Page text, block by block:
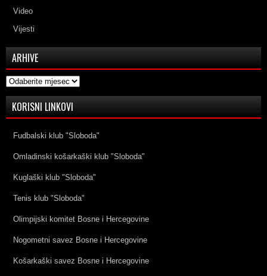
Video
Vijesti
ARHIVE
Arhive
KORISNI LINKOVI
Fudbalski klub "Sloboda"
Omladinski košarkaški klub "Sloboda"
Kuglaški klub "Sloboda"
Tenis klub "Sloboda"
Olimpijski komitet Bosne i Hercegovine
Nogometni savez Bosne i Hercegovine
Košarkaški savez Bosne i Hercegovine